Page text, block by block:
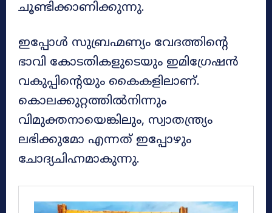
ചൂണ്ടിക്കാണിക്കുന്നു.
ഇപ്പോൾ സുബ്രഹ്മണ്യം വേദത്തിന്റെ
ഭാവി കോടതികളുടെയും ഇമിഗ്രേഷൻ
വകുപ്പിന്റെയും കൈകളിലാണ്.
കൊലക്കുറ്റത്തിൽനിന്നും
വിമുക്തനായെങ്കിലും, സ്വാതന്ത്ര്യം
ലഭിക്കുമോ എന്നത് ഇപ്പോഴും
ചോദ്യചിഹ്നമാകുന്നു.